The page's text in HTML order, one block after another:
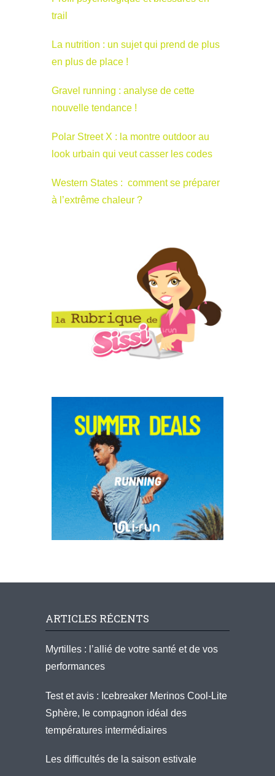
trail
La nutrition : un sujet qui prend de plus
en plus de place !
Gravel running : analyse de cette
nouvelle tendance !
Polar Street X : la montre outdoor au
look urbain qui veut casser les codes
Western States : comment se préparer
à l’extrême chaleur ?
ARTICLES RÉCENTS
Myrtilles : l’allié de votre santé et de vos
performances
Test et avis : Icebreaker Merinos Cool-Lite
Sphère, le compagnon idéal des
températures intermédiaires
Les difficultés de la saison estivale